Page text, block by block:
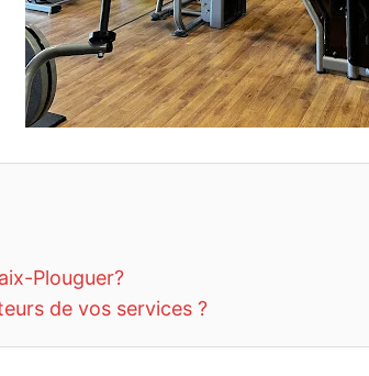
Plouguer?
de vos services ?